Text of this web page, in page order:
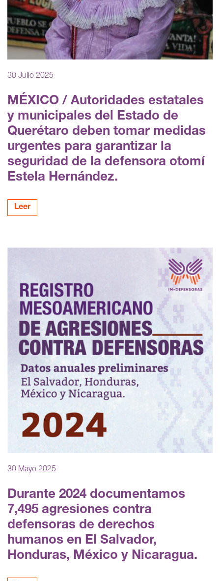
30 Julio 2025
MÉXICO / Autoridades estatales
y municipales del Estado de
Querétaro deben tomar medidas
urgentes para garantizar la
seguridad de la defensora otomí
Estela Hernández.
Leer
30 Mayo 2025
Durante 2024 documentamos
7,495 agresiones contra
defensoras de derechos
humanos en El Salvador,
Honduras, México y Nicaragua.